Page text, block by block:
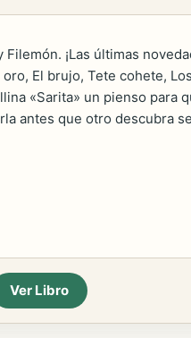
¡Las últimas
El brujo, Tete cohete,
«Sarita» un pienso para
antes que otro descubra
Ver Libro